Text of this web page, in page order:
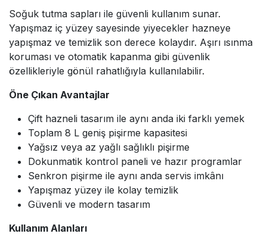
Soğuk tutma sapları ile güvenli kullanım sunar.
Yapışmaz iç yüzey sayesinde yiyecekler hazneye
yapışmaz ve temizlik son derece kolaydır. Aşırı ısınma
koruması ve otomatik kapanma gibi güvenlik
özellikleriyle gönül rahatlığıyla kullanılabilir.
Öne Çıkan Avantajlar
Çift hazneli tasarım ile aynı anda iki farklı yemek
Toplam 8 L geniş pişirme kapasitesi
Yağsız veya az yağlı sağlıklı pişirme
Dokunmatik kontrol paneli ve hazır programlar
Senkron pişirme ile aynı anda servis imkânı
Yapışmaz yüzey ile kolay temizlik
Güvenli ve modern tasarım
Kullanım Alanları